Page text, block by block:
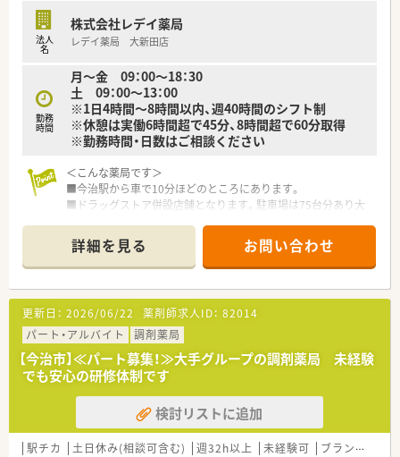
す。
■従業員同士で連絡事項をやり取りする連絡ボードを使用され
ています。
新しい従業員の方がご入社される際には、サンクスカードを作
成し連絡ボードに掲示されています。
■愛媛県「ひめボスブラッシュアップ事業」にも認定されていま
す。
経営戦略としてひめボス宣言を具体化しようとする意欲ある
事業所を公募し認定を受けることが出来る制度です。
専門家によるコンサルティングにより成功モデルを創出する
事業で、積極的に女性活躍や働き方改革にも取り組んでおられま
す。
■薬剤師としてのご経験が長いベテランの社員さんもおられる
ので、教えていただける環境もありご経験が浅く不安な方も安心
です。
■調剤のご経験が浅く指導環境が整っている企業をお探しの方
■仕事内容だけでなく、お休みやお給与も重視されたい方
等々…少しでも気になった方はお気軽にお問い合わせ下さい。
法人
名
株式会社レデイ薬局
レデイ薬局 大新田店
勤務
時間
月～金 09：00～18：30
土 09：00～13：00
※1日4時間～8時間以内、週40時間のシフト制
※休憩は実働6時間超で45分、8時間超で60分取得
※勤務時間・日数はご相談ください
＜こんな薬局です＞
■今治駅から車で10分ほどのところにあります。
■ドラッグストア併設店舗となります。駐車場は75台分あり大
店舗内の一角に調剤薬局がございます。調剤薬局専用の出入
り口もございます。
■薬剤師は常勤3名、事務員3名在籍しています。
■電子薬歴・監査システム・散剤分包機（Vマス）導入済みです。
＜業務内容＞
■総合病院からの処方箋がメイン。その他広域処方も取り扱い
ます。
■処方箋枚数は1日平均37枚/日。
■調剤・投薬・監査・OTC販売など薬剤師業務全般をお願い致しま
す。
■外来処方の対応だけでなく在宅業務もございます。
ご経験や配属後の状況に応じてご担当頂く場合がございま
す。
詳細を見る お問い合わせ
更新日： 2026/06/22 薬剤師求人ID： 82014
パート・アルバイト
調剤薬局
【今治市】≪パート募集！≫大手グループの調剤薬局 未経験
でも安心の研修体制です
検討リストに追加
駅チカ 土日休み(相談可含む) 週32h以上 未経験可 ブランク可